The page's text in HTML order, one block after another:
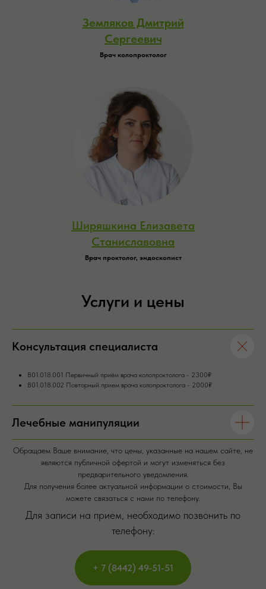
Земляков Дмитрий
Сергеевич
Врач колопроктолог
Ширяшкина Елизавета
Станиславовна
Врач проктолог, эндоскопист
Услуги и цены
Консультация специалиста
В01.018.001 Первичный приём врача колопроктолога - 2300₽
В01.018.002 Повторный прием врача колопроктолога - 2000₽
Лечебные манипуляции
Обращаем Ваше внимание, что цены, указанные на нашем сайте, не
являются публичной офертой и могут изменяться без
предварительного уведомления.
Для получения более актуальной информации о стоимости, Вы
можете связаться с нами по телефону.
Для записи на прием, необходимо позвонить по
телефону:
+ 7 (8442) 49-51-51